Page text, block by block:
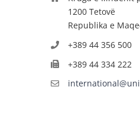
1200 Tetovë
Republika e
+389 44 356 500
+389 44 334 222